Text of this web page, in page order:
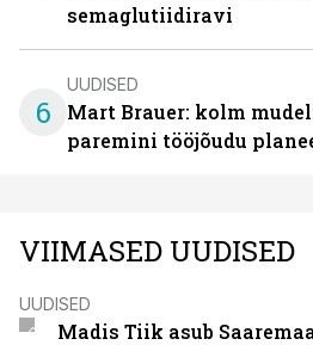
semaglutiidiravi
6
UUDISED
Mart Brauer: kolm
paremini tööjõudu
VIIMASED UUDISED
UUDISED
Madis Tiik asub